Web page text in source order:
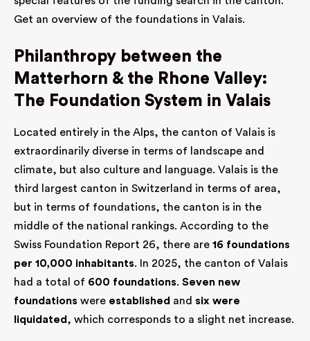
Get an overview of the foundations in Valais.
Philanthropy between the
Matterhorn & the Rhone Valley:
The Foundation System in Valais
Located entirely in the Alps, the canton of Valais is
extraordinarily diverse in terms of landscape and
climate, but also culture and language. Valais is the
third largest canton in Switzerland in terms of area,
but in terms of foundations, the canton is in the
middle of the national rankings. According to the
Swiss Foundation Report 26, there are 16 foundations
per 10,000 inhabitants. In 2025, the canton of Valais
had a total of 600 foundations. Seven new
foundations were established and six were
liquidated , which corresponds to a slight net increase.